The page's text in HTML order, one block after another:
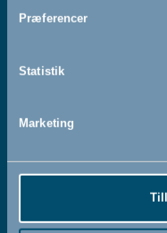
Præferencer
Statistik
Marketing
læst og accepteret